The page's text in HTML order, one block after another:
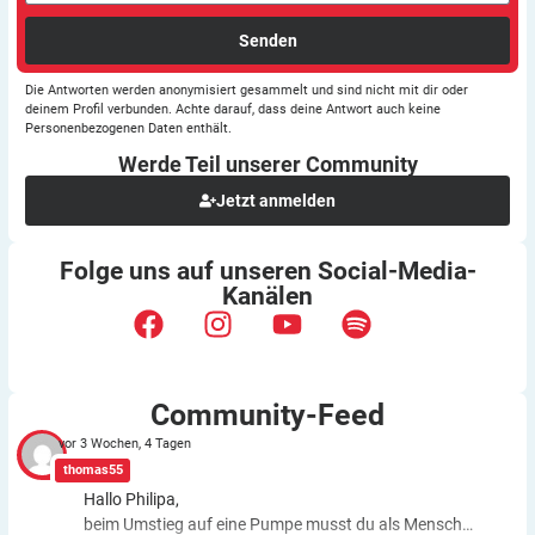
Senden
Die Antworten werden anonymisiert gesammelt und sind nicht mit dir oder
deinem Profil verbunden. Achte darauf, dass deine Antwort auch keine
Personenbezogenen Daten enthält.
Werde Teil unserer Community
Jetzt anmelden
Folge uns auf unseren Social-Media-
Kanälen
Community-Feed
thomas55
vor 3 Wochen, 4 Tagen
Hallo Philipa,
beim Umstieg auf eine Pumpe musst du als Mensch